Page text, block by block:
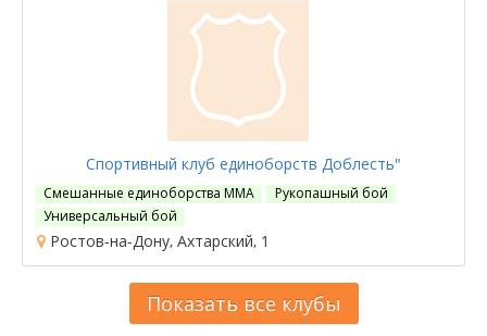
Спортивный клуб единоборств Доблесть"
Смешанные единоборства ММА
Рукопашный бой
Универсальный бой
Ростов-на-Дону, Ахтарский, 1
Показать все клубы